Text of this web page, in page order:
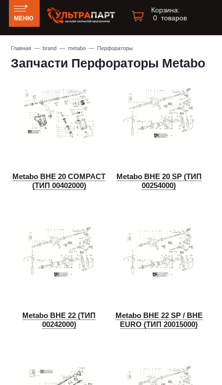
МЕНЮ
Корзина:
0 товаров
Главная —brand —metabo — Перфораторы
Запчасти Перфораторы Metabo
Metabo BHE 20 COMPACT
(ТИП 00402000)
Metabo BHE 20 SP (ТИП
00254000)
Metabo BHE 22 (ТИП
00242000)
Metabo BHE 22 SP / BHE
EURO (ТИП 20015000)